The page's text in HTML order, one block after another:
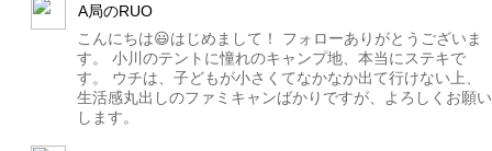
A局のRUO
こんにちは😃はじめまして！ フォローありがとうございま
す。 小川のテントに憧れのキャンプ地、本当にステキで
す。 ウチは、子どもが小さくてなかなか出て行けない上、
生活感丸出しのファミキャンばかりですが、よろしくお願い
します。